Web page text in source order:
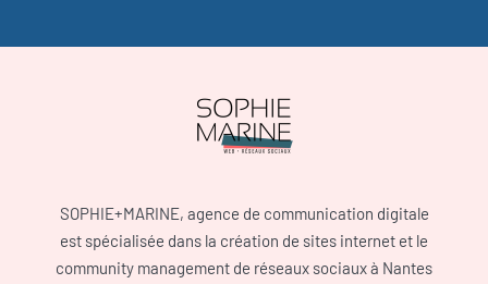
SOPHIE+MARINE, agence de communication digitale
est spécialisée dans la création de sites internet et le
community management de réseaux sociaux à Nantes